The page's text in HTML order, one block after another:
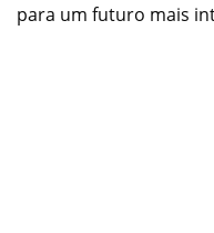
para um futuro mais